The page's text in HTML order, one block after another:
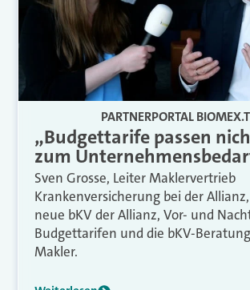
PARTNERPORTAL
„Budgettarife passen
zum
Sven Grosse, Leiter Maklervertrieb
Krankenversicherung bei der
neue bKV der Allianz, Vor- und
Budgettarifen und die bKV-
Makler.